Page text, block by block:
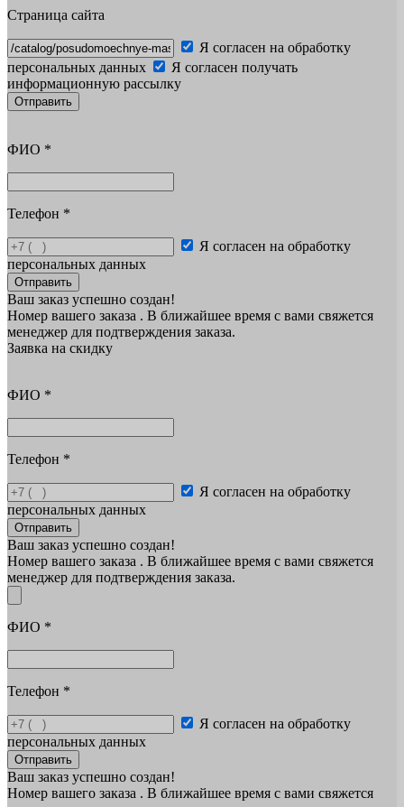
Страница сайта
Я согласен на обработку
персональных данных
Я согласен получать
информационную рассылку
Отправить
ФИО *
Телефон *
Я согласен на обработку
персональных данных
Отправить
Ваш заказ успешно создан!
Номер вашего заказа . В ближайшее время с вами свяжется
менеджер для подтверждения заказа.
Заявка на скидку
ФИО *
Телефон *
Я согласен на обработку
персональных данных
Отправить
Ваш заказ успешно создан!
Номер вашего заказа . В ближайшее время с вами свяжется
менеджер для подтверждения заказа.
ФИО *
Телефон *
Я согласен на обработку
персональных данных
Отправить
Ваш заказ успешно создан!
Номер вашего заказа . В ближайшее время с вами свяжется